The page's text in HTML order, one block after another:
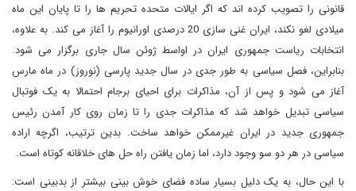
قانونی را تصویب کرده اند که اگر ایالات متحده تحریم ها را تا پایان این ماه
میلادی لغو نکند، ایران غنی سازی 20 درصدی اورانیوم را آغاز می کند. به علاوه،
انتخابات ریاست جمهوری ایران در اواسط ژوئن سال جاری برگزار می شود.
بنابراین، فصل سیاسی به طور جدی در سال جدید پارسی (نوروز) در ماه مارس
آغاز می شود و پس از آن، مذاکرات برای احیای برجام احتمالا به یک فوتبال
سیاسی تبدیل خواهد شد که مذاکرات جدی را تا زمان روی کار آمدن رئیس
جمهوری جدید در ایران غیرممکن خواهد ساخت. بدین ترتیب، اگرچه اراده
سیاسی در هر دو سو وجود دارد، اما زمان یافتن راه حل های خلاقانه کوتاه است.
با این حال، به یک دلیل بسیار ساده فضای خوش بینی بیشتر از بدبینی است: